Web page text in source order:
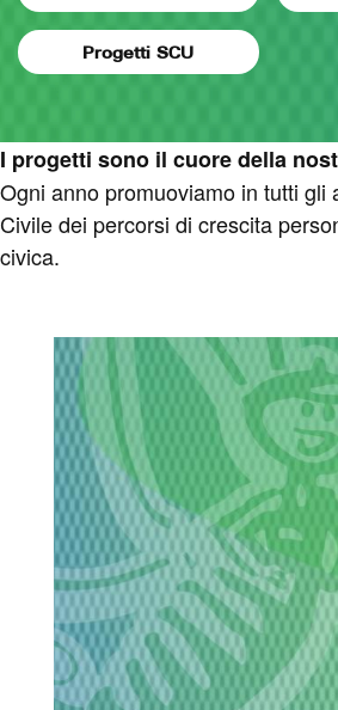
Progetti SCU
I progetti sono il cuore della
Ogni anno promuoviamo in tutti gli
Civile dei percorsi di crescita
civica.